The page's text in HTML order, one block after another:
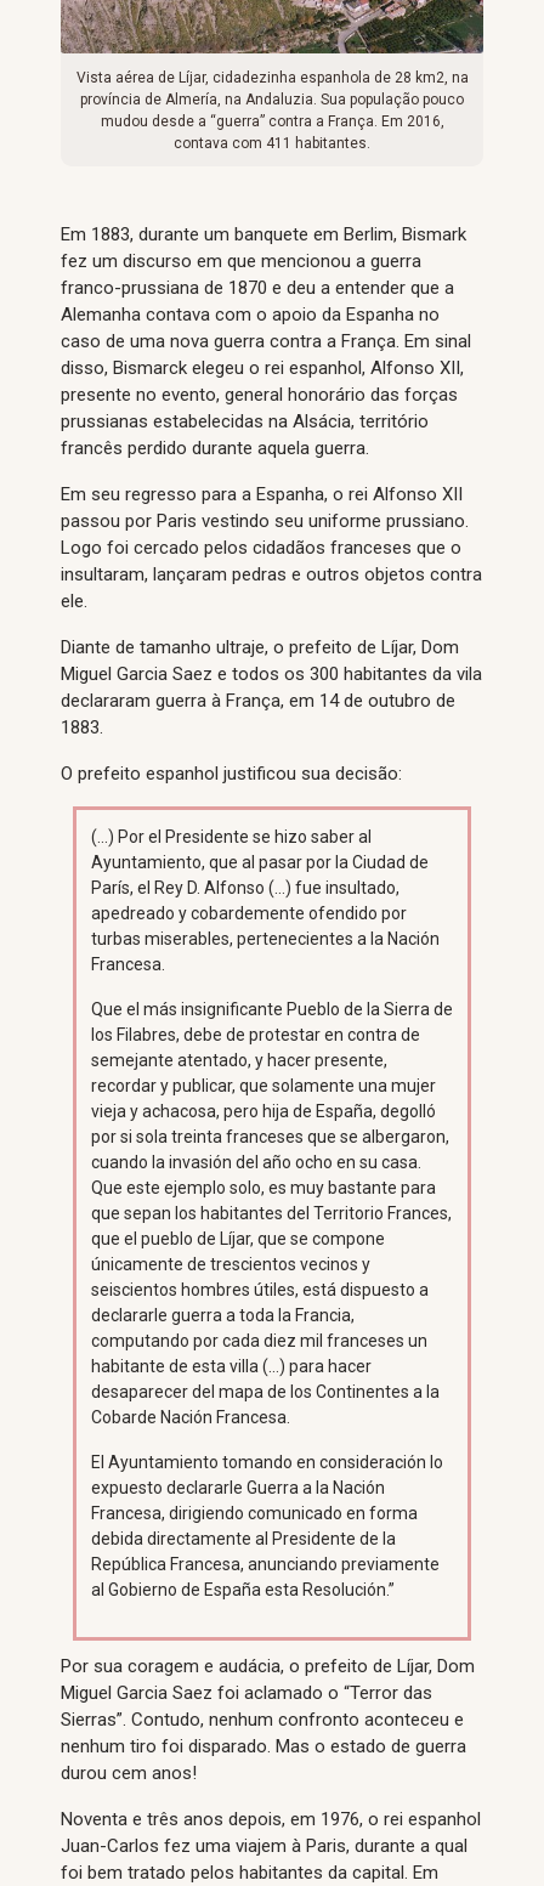
Vista aérea de Líjar, cidadezinha espanhola de 28 km2, na
província de Almería, na Andaluzia. Sua população pouco
mudou desde a “guerra” contra a França. Em 2016,
contava com 411 habitantes.
Em 1883, durante um banquete em Berlim, Bismark
fez um discurso em que mencionou a guerra
franco-prussiana de 1870 e deu a entender que a
Alemanha contava com o apoio da Espanha no
caso de uma nova guerra contra a França. Em sinal
disso, Bismarck elegeu o rei espanhol, Alfonso XII,
presente no evento, general honorário das forças
prussianas estabelecidas na Alsácia, território
francês perdido durante aquela guerra.
Em seu regresso para a Espanha, o rei Alfonso XII
passou por Paris vestindo seu uniforme prussiano.
Logo foi cercado pelos cidadãos franceses que o
insultaram, lançaram pedras e outros objetos contra
ele.
Diante de tamanho ultraje, o prefeito de Líjar, Dom
Miguel Garcia Saez e todos os 300 habitantes da vila
declararam guerra à França, em 14 de outubro de
1883.
O prefeito espanhol justificou sua decisão:
(…) Por el Presidente se hizo saber al
Ayuntamiento, que al pasar por la Ciudad de
París, el Rey D. Alfonso (…) fue insultado,
apedreado y cobardemente ofendido por
turbas miserables, pertenecientes a la Nación
Francesa.
Que el más insignificante Pueblo de la Sierra de
los Filabres, debe de protestar en contra de
semejante atentado, y hacer presente,
recordar y publicar, que solamente una mujer
vieja y achacosa, pero hija de España, degolló
por si sola treinta franceses que se albergaron,
cuando la invasión del año ocho en su casa.
Que este ejemplo solo, es muy bastante para
que sepan los habitantes del Territorio Frances,
que el pueblo de Líjar, que se compone
únicamente de trescientos vecinos y
seiscientos hombres útiles, está dispuesto a
declararle guerra a toda la Francia,
computando por cada diez mil franceses un
habitante de esta villa (…) para hacer
desaparecer del mapa de los Continentes a la
Cobarde Nación Francesa.
El Ayuntamiento tomando en consideración lo
expuesto declararle Guerra a la Nación
Francesa, dirigiendo comunicado en forma
debida directamente al Presidente de la
República Francesa, anunciando previamente
al Gobierno de España esta Resolución.”
Por sua coragem e audácia, o prefeito de Líjar, Dom
Miguel Garcia Saez foi aclamado o “Terror das
Sierras”. Contudo, nenhum confronto aconteceu e
nenhum tiro foi disparado. Mas o estado de guerra
durou cem anos!
Noventa e três anos depois, em 1976, o rei espanhol
Juan-Carlos fez uma viajem à Paris, durante a qual
foi bem tratado pelos habitantes da capital. Em